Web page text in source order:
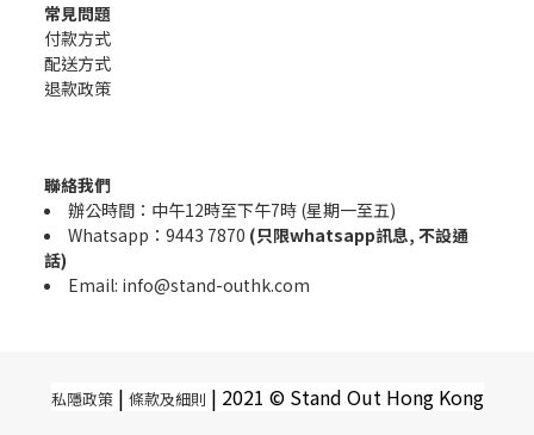
常見問題
付款方式
配送方式
退款政策
聯絡我們
辦公時間：中午12時至下午7時 (星期一至五)
Whatsapp：9443 7870 (只限whatsapp訊息, 不設通
話)
Email: info@stand-outhk.com
私隱政策| 條款及細則 | 2021 © Stand Out Hong Kong